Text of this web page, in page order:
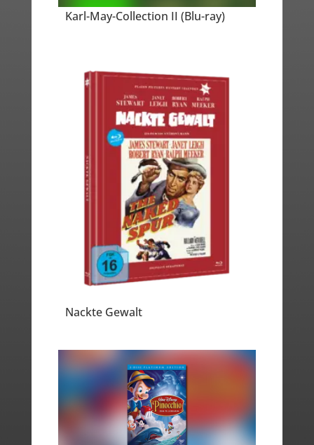
Karl-May-Collection II (Blu-ray)
Nackte Gewalt